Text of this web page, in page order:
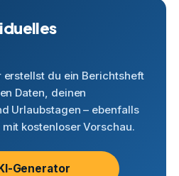
du ein Berichtsheft
Daten, deinen
Urlaubstagen – ebenfalls
kostenloser Vorschau.
Generator